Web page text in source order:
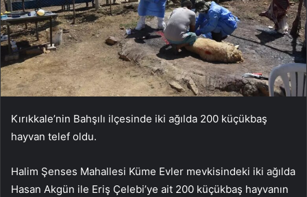
Kırıkkale’nin Bahşılı ilçesinde iki ağılda 200 küçükbaş
hayvan telef oldu.
Halim Şenses Mahallesi Küme Evler mevkisindeki iki ağılda
Hasan Akgün ile Eriş Çelebi’ye ait 200 küçükbaş hayvanın